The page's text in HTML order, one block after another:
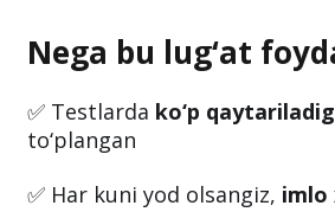
Nega bu lug‘at
✅ Testlarda ko‘p
to‘plangan
✅ Har kuni yod olsangiz, imlo